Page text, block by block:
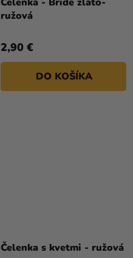
ružová
2,90 €
DO KOŠÍKA
Čelenka s kvetmi - ružová